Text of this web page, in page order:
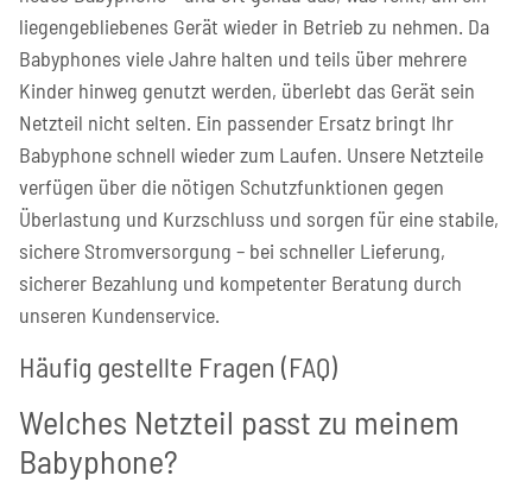
liegengebliebenes Gerät wieder in Betrieb zu nehmen. Da
Babyphones viele Jahre halten und teils über mehrere
Kinder hinweg genutzt werden, überlebt das Gerät sein
Netzteil nicht selten. Ein passender Ersatz bringt Ihr
Babyphone schnell wieder zum Laufen. Unsere Netzteile
verfügen über die nötigen Schutzfunktionen gegen
Überlastung und Kurzschluss und sorgen für eine stabile,
sichere Stromversorgung – bei schneller Lieferung,
sicherer Bezahlung und kompetenter Beratung durch
unseren Kundenservice.
Häufig gestellte Fragen (FAQ)
Welches Netzteil passt zu meinem
Babyphone?